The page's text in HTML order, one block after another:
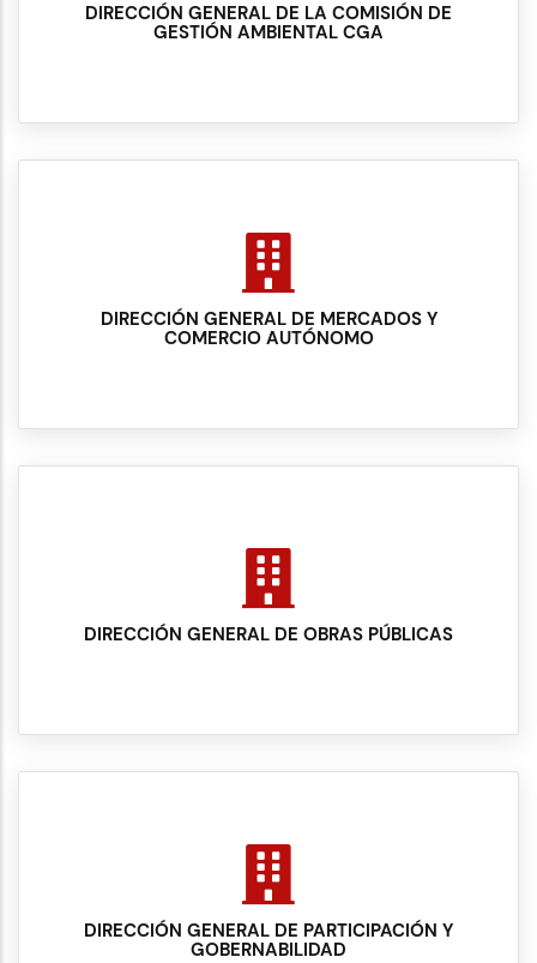
DIRECCIÓN GENERAL DE LA COMISIÓN DE
GESTIÓN AMBIENTAL CGA
DIRECCIÓN GENERAL DE MERCADOS Y
COMERCIO AUTÓNOMO
DIRECCIÓN GENERAL DE OBRAS PÚBLICAS
DIRECCIÓN GENERAL DE PARTICIPACIÓN Y
GOBERNABILIDAD